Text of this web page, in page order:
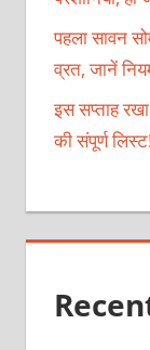
पहला सावन
व्रत, जानें
इस सप्ताह
की संपूर्ण